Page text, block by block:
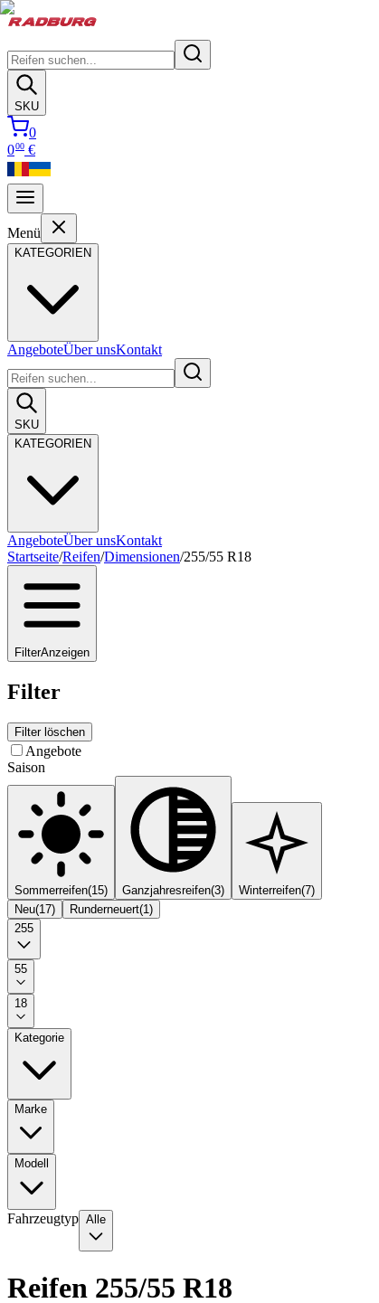
SKU
0
000 €
Menü
KATEGORIEN
AngeboteÜber unsKontakt
SKU
KATEGORIEN
AngeboteÜber unsKontakt
Startseite/Reifen/Dimensionen/255/55 R18
FilterAnzeigen
Filter
Filter löschen
Angebote
Saison
Sommerreifen(15) Ganzjahresreifen(3) Winterreifen(7)
Neu(17) Runderneuert(1)
255
55
18
Kategorie
Marke
Modell
Fahrzeugtyp Alle
Reifen 255/55 R18